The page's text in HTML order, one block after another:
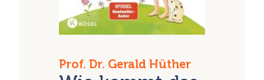
Prof. Dr. Gerald Hüther